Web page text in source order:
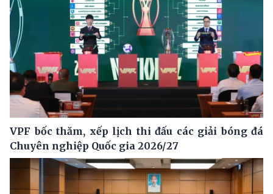
VPF bốc thăm, xếp lịch thi đấu các giải bóng đá
Chuyên nghiệp Quốc gia 2026/27